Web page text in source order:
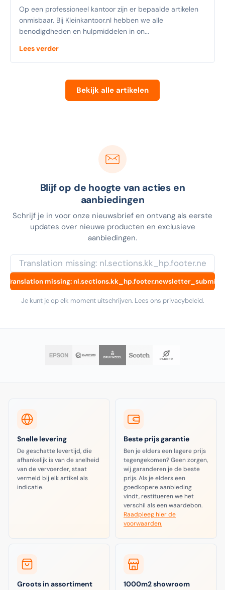
Op een professioneel kantoor zijn er bepaalde artikelen
onmisbaar. Bij Kleinkantoor.nl hebben we alle
benodigdheden en hulpmiddelen in on...
Lees verder
Bekijk alle artikelen
Blijf op de hoogte van acties en
aanbiedingen
Schrijf je in voor onze nieuwsbrief en ontvang als eerste
updates over nieuwe producten en exclusieve
aanbiedingen.
Translation missing: nl.sections.kk_hp.footer.newsletter_submit
Je kunt je op elk moment uitschrijven. Lees ons privacybeleid.
Snelle levering
De geschatte levertijd, die
afhankelijk is van de snelheid
van de vervoerder, staat
vermeld bij elk artikel als
indicatie.
Beste prijs garantie
Ben je elders een lagere prijs
tegengekomen? Geen zorgen,
wij garanderen je de beste
prijs. Als je elders een
goedkopere aanbieding
vindt, restitueren we het
verschil als een waardebon.
Raadpleeg hier de
voorwaarden.
Groots in assortiment 1000m2 showroom